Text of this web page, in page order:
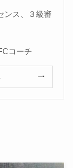
ンス、３級審
コーチ